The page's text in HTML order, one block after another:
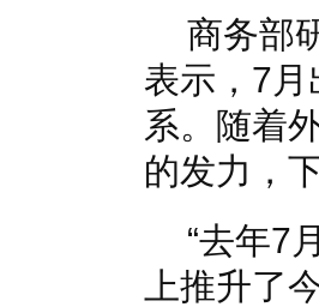
商务部
表示，7
系。随着
的发力，
“去年7
上推升了